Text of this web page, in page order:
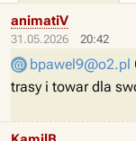
31.05.2026 20:42
animatiV
bpawel9@o2.pl
trasy i towar dla